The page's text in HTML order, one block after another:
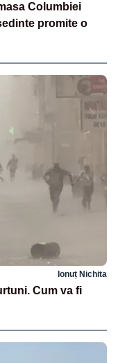
Columbiei
promite o
Ionuț Nichita
Cum va fi